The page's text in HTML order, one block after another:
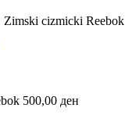
Zimski cizmicki Reebok
500,00 ден